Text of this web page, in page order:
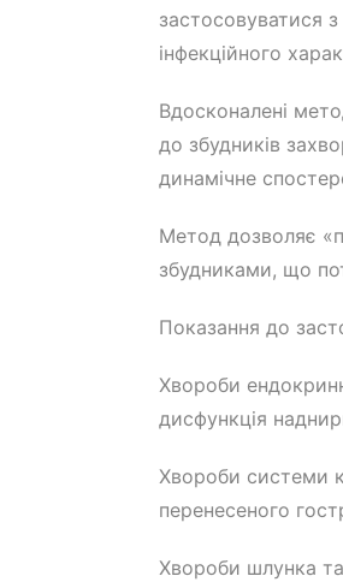
застосовуватися
інфекційного
Вдосконалені
до збудників
динамічне
Метод дозволяє
збудниками, що
Показання до
Хвороби
дисфункція
Хвороби системи
перенесеного
Хвороби шлунка та